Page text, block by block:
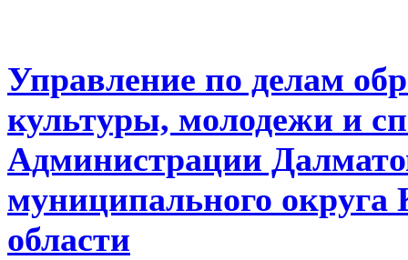
Управление по делам
культуры, молодежи и
Администрации
муниципального округа
области